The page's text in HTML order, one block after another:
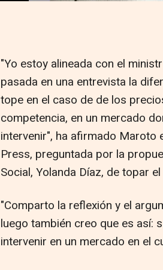
"Yo estoy alineada con el
pasada en una entrevista la
tope en el caso de de los
competencia, en un mercado
intervenir", ha afirmado Maroto
Press, preguntada por la
Social, Yolanda Díaz, de topar
"Comparto la reflexión y el
luego también creo que es así:
intervenir en un mercado en el